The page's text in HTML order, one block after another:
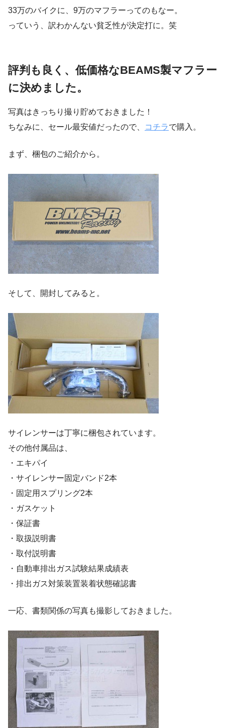
33万のバイクに、9万のマフラーってのもなー。
っていう、訳わかんない貧乏性が決定打に。笑
評判も良く、低価格なBEAMS製マフラー
に決めました。
写真はきっちり撮り貯めておきました！
ちなみに、セール最安値だったので、
コチラで購入。
まず、梱包のご紹介から。
そして、開封してみると。
サイレンサーは丁寧に梱包されています。
その他付属品は、
・エキパイ
・サイレンサー固定バンド2本
・固定用スプリング2本
・ガスケット
・保証書
・取扱説明書
・取付説明書
・自動車排出ガス試験結果成績表
・排出ガス対策装置装着状態確認書
一応、書類関係の写真も撮影しておきました。